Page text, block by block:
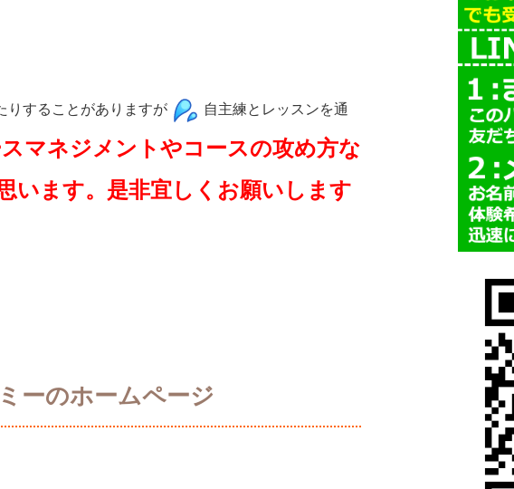
りすることがありますが 自主練とレッスンを通
マネジメントやコースの攻め方な
います。是非宜しくお願いします
ーのホームページ